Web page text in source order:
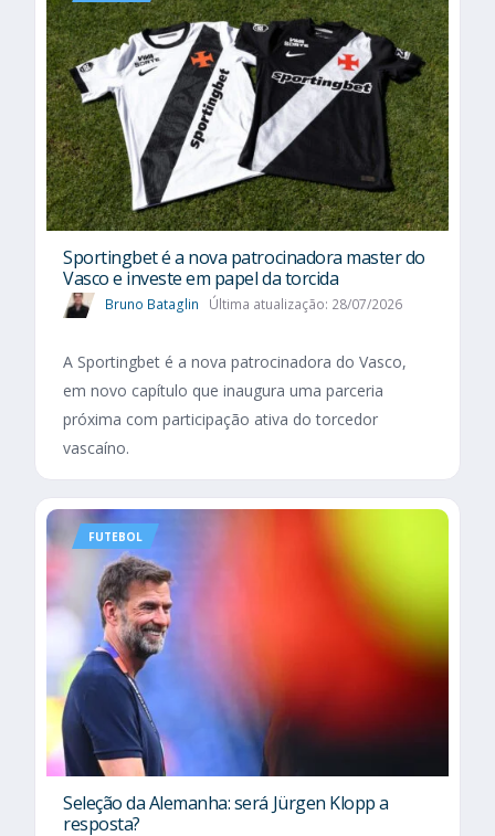
Sportingbet é a nova patrocinadora master do
Vasco e investe em papel da torcida
Bruno Bataglin Última atualização: 28/07/2026
A Sportingbet é a nova patrocinadora do Vasco,
em novo capítulo que inaugura uma parceria
próxima com participação ativa do torcedor
vascaíno.
FUTEBOL
Seleção da Alemanha: será Jürgen Klopp a
resposta?